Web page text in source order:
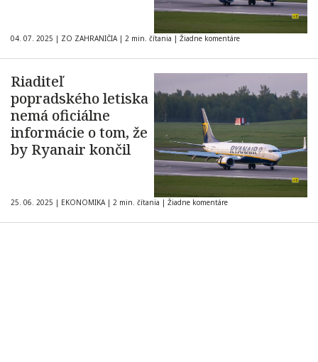
04. 07. 2025 | ZO ZAHRANIČIA | 2 min. čítania | Žiadne komentáre
Riaditeľ
popradského letiska
nemá oficiálne
informácie o tom, že
by Ryanair končil
25. 06. 2025 | EKONOMIKA | 2 min. čítania | Žiadne komentáre